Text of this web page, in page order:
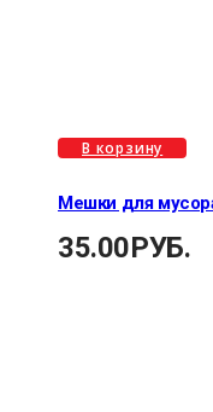
В корзину
Мешки для
35.00РУБ.